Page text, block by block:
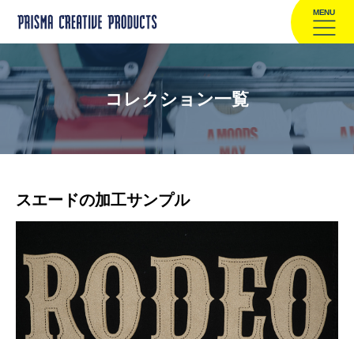
MENU
コレクション一覧
スエードの加工サンプル